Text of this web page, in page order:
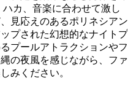
カ、音楽に合わせて激し
見応えのあるポリネシアン
プされた幻想的なナイトプ
プールアトラクションやフ
の夜風を感じながら、ファ
みください。